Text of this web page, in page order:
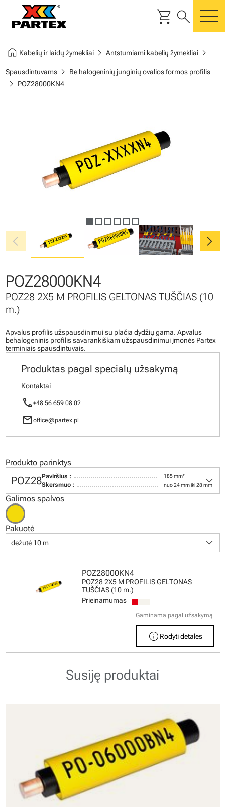
shopping_cart search
home Kabelių ir laidų žymekliaichevron_right Antstumiami kabelių žymekliaichevron_right
Spausdintuvamschevron_right Be halogeninių junginių ovalios formos profilis
chevron_right POZ28000KN4
chevron_left chevron_right
POZ28000KN4
POZ28 2X5 M PROFILIS GELTONAS TUŠČIAS (10
m.)
Apvalus profilis užspausdinimui su plačia dydžių gama. Apvalus
behalogeninis profilis savarankiškam užspausdinimui įmonės Partex
terminiais spausdintuvais.
Produktas pagal specialų užsakymą
Kontaktai
call +48 56 659 08 02
mailoffice@partex.pl
Produkto parinktys
POZ28Paviršius : 185 mm²
Skersmuo : nuo 24 mm iki 28 mm
keyboard_arrow_down
Galimos spalvos
Pakuotė
dežutė 10 m keyboard_arrow_down
POZ28000KN4
POZ28 2X5 M PROFILIS GELTONAS
TUŠČIAS (10 m.)
Prieinamumas
Gaminama pagal užsakymą
info Rodyti detales
Susiję produktai